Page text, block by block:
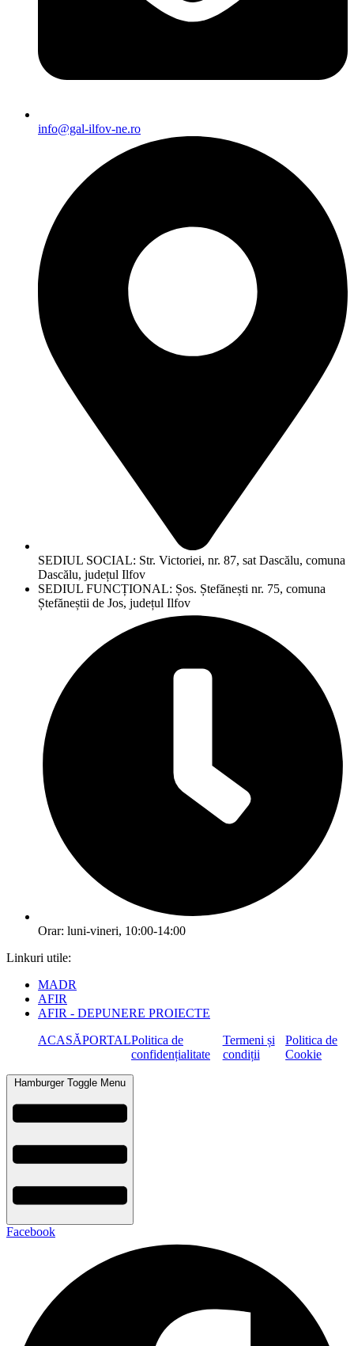
info@gal-ilfov-ne.ro
SEDIUL SOCIAL: Str. Victoriei, nr. 87, sat Dascălu, comuna
Dascălu, județul Ilfov
SEDIUL FUNCȚIONAL: Șos. Ștefănești nr. 75, comuna
Ștefăneștii de Jos, județul Ilfov
Orar: luni-vineri, 10:00-14:00
Linkuri utile:
MADR
AFIR
AFIR - DEPUNERE PROIECTE
ACASĂPORTALPolitica de
confidențialitate
Termeni și
condiții
Politica de
Cookie
Hamburger Toggle Menu
Facebook